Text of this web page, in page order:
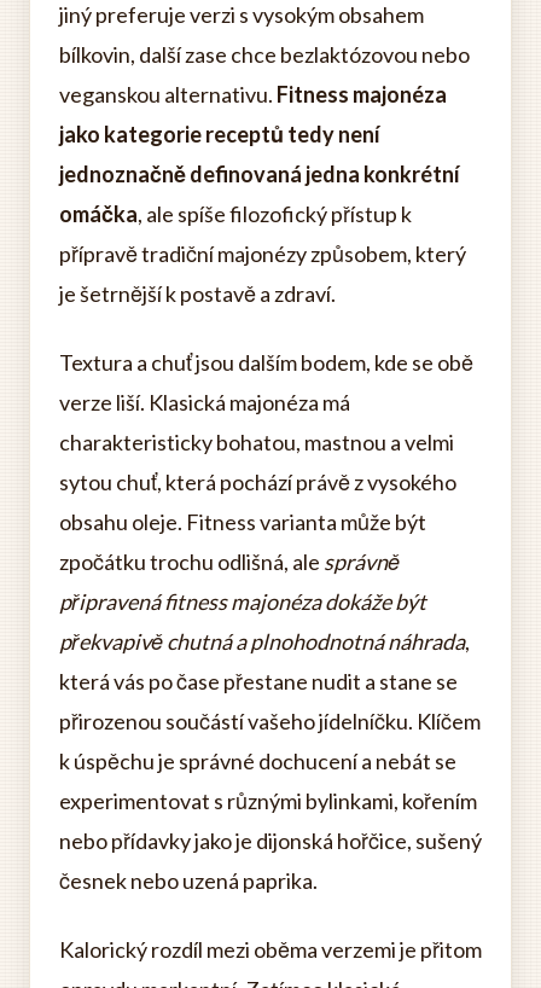
jiný preferuje verzi s vysokým obsahem
bílkovin, další zase chce bezlaktózovou nebo
veganskou alternativu. Fitness majonéza
jako kategorie receptů tedy není
jednoznačně definovaná jedna konkrétní
omáčka, ale spíše filozofický přístup k
přípravě tradiční majonézy způsobem, který
je šetrnější k postavě a zdraví.
Textura a chuť jsou dalším bodem, kde se obě
verze liší. Klasická majonéza má
charakteristicky bohatou, mastnou a velmi
sytou chuť, která pochází právě z vysokého
obsahu oleje. Fitness varianta může být
zpočátku trochu odlišná, ale správně
připravená fitness majonéza dokáže být
překvapivě chutná a plnohodnotná náhrada,
která vás po čase přestane nudit a stane se
přirozenou součástí vašeho jídelníčku. Klíčem
k úspěchu je správné dochucení a nebát se
experimentovat s různými bylinkami, kořením
nebo přídavky jako je dijonská hořčice, sušený
česnek nebo uzená paprika.
Kalorický rozdíl mezi oběma verzemi je přitom